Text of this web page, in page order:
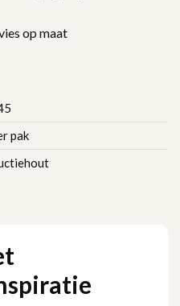
op maat
pak